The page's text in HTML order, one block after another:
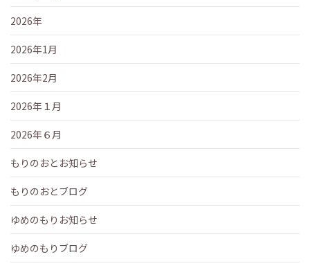
2026年
2026年1月
2026年2月
2026年１月
2026年６月
もりのおとお知らせ
もりのおとブログ
ゆめのもりお知らせ
ゆめのもりブログ